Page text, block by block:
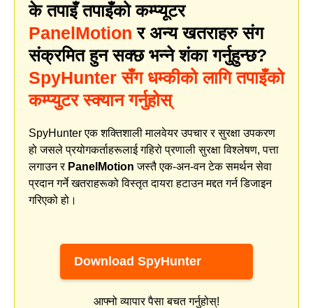
के तपाइँ तपाइँको कम्प्यूटर
PanelMotion र अन्य खतराहरु संग
संक्रमित हुन सक्छ भन्ने शंका गर्नुहुन्छ?
SpyHunter सँग धम्कीको लागि तपाइँको
कम्प्युटर स्क्यान गर्नुहोस्
SpyHunter एक शक्तिशाली मालवेयर उपचार र सुरक्षा उपकरण
हो जसले प्रयोगकर्ताहरूलाई गहिरो प्रणाली सुरक्षा विश्लेषण, पत्ता
लगाउन र PanelMotion जस्तै एक-अन-वन टेक समर्थन सेवा
प्रदान गर्ने खतराहरूको विस्तृत दायरा हटाउन मद्दत गर्न डिजाइन
गरिएको हो।
Download SpyHunter
आफ्नो व्यापार पैसा बचत गर्नुहोस्!